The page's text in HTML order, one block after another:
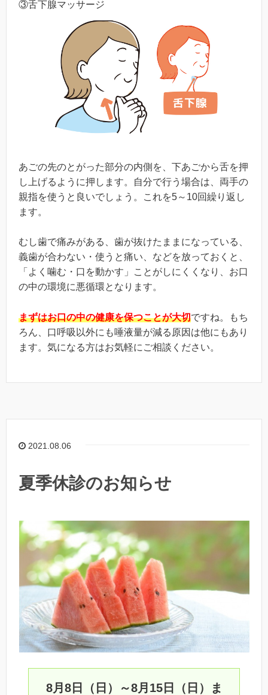
③舌下腺マッサージ
あごの先のとがった部分の内側を、下あごから舌を押
し上げるように押します。自分で行う場合は、両手の
親指を使うと良いでしょう。これを5～10回繰り返し
ます。
むし歯で痛みがある、歯が抜けたままになっている、
義歯が合わない・使うと痛い、などを放っておくと、
「よく噛む・口を動かす」ことがしにくくなり、お口
の中の環境に悪循環となります。
まずはお口の中の健康を保つことが大切ですね。もち
ろん、口呼吸以外にも唾液量が減る原因は他にもあり
ます。気になる方はお気軽にご相談ください。
2021.08.06
夏季休診のお知らせ
8月8日（日）～8月15日（日）ま